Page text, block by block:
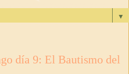
▼
día 9: El Bautismo del